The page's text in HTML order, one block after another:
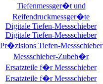
Tiefenmessger�t und
Reifendruckmessger�te
Digitale Tiefen-Messschieber
Digitale Tiefen-Messschieber
Pr�zisions Tiefen-Messschieber
Messschieber-Zubeh�r
Ersatzteile f�r Messschieber
Ersatzteile f�r Messschieber